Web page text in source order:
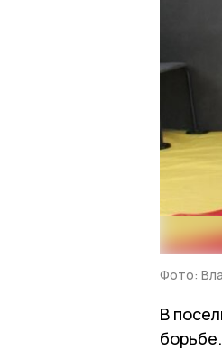
Фото:
В